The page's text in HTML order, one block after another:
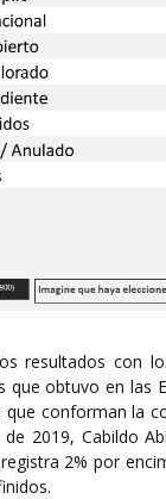
resultados con
que obtuvo en las
conforman la
2019, Cabildo
2% por